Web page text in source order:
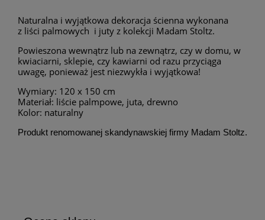
Naturalna i wyjątkowa dekoracja ścienna wykonana
z liści palmowych i juty z kolekcji Madam Stoltz.
Powieszona wewnątrz lub na zewnątrz, czy w domu, w
kwiaciarni, sklepie, czy kawiarni od razu przyciąga
uwagę, ponieważ jest niezwykła i wyjątkowa!
Wymiary: 120 x 150 cm
Materiał: liście palmpowe, juta, drewno
Kolor: naturalny
Produkt renomowanej skandynawskiej firmy Madam Stoltz.